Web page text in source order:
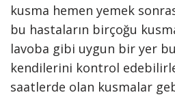
kusma hemen yemek
bu hastaların birçoğu
lavoba gibi uygun bir yer
kendilerini kontrol
saatlerde olan kusmalar